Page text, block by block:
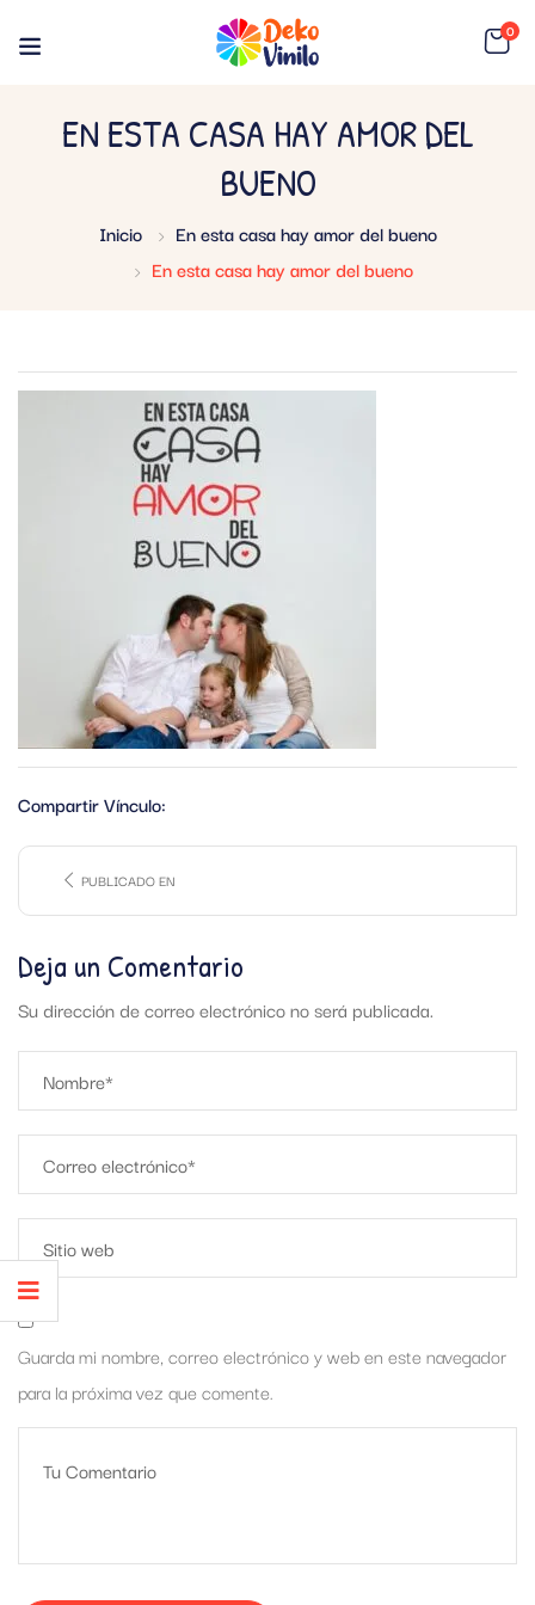
0
EN ESTA CASA HAY AMOR DEL
BUENO
Inicio
En esta casa hay amor del bueno
En esta casa hay amor del bueno
Compartir Vínculo:
PUBLICADO EN
Deja un Comentario
Su dirección de correo electrónico no será publicada.
Guarda mi nombre, correo electrónico y web en este navegador
para la próxima vez que comente.